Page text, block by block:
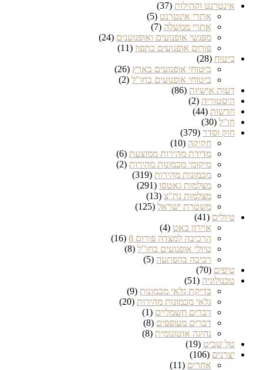
אינטרנט וקהילות(37)
אתרי אינטרנט(5)
אתרי ממשלה(7)
מפגשי אופנועים ואופנוענים(24)
פורום אופנועים בתפוז(11)
ביטוח(28)
ביטוחי אופנועים בארץ(26)
ביטוחי אופנועים בחו"ל(2)
דעות אישיות(86)
היסטוריה(2)
חדשות(44)
חו"ל
(30)
חוק וסדר (379)
חקיקה(10)
מדידת מהירות ממוצעת(6)
מיקומי מכמונות מהירות(2)
מכמונות מהירות(319)
מצלמות גאטסו(291)
מצלמות נת"צ (13)
משטרת ישראל(125)
טיולים(41)
איירון באט (4)
הרכיבה למצדה פורום 8 (16)
טיולי אופנועים בחו"ל(8)
רכיבה בהפתעה(5)
טיפים(70)
טכנולוגיה(51)
בדיקת גלאי מכמונות(9)
גלאי מכמונות מהירות(20)
דברים חשמליים(1)
דברים מעופפים(8)
נהיגה אוטונומית(8)
טל שביט(19)
יצרנים(106)
אחרים(11)